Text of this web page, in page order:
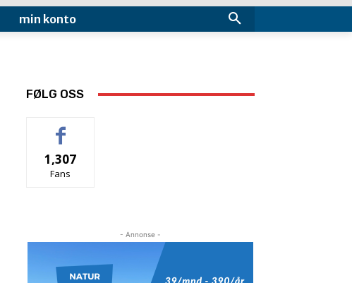
min konto
FØLG OSS
1,307
Fans
- Annonse -